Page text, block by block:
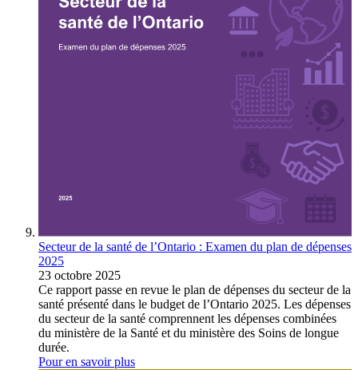
Secteur de la santé de l’Ontario : Examen du plan de dépenses
2025
23 octobre 2025
Ce rapport passe en revue le plan de dépenses du secteur de la
santé présenté dans le budget de l’Ontario 2025. Les dépenses
du secteur de la santé comprennent les dépenses combinées
du ministère de la Santé et du ministère des Soins de longue
durée.
Pour en savoir plus